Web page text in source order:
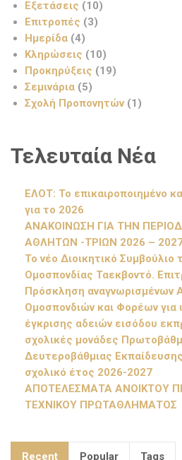
Εξετάσεις (10)
Επιτροπές (3)
Ημερίδα (4)
Κληρώσεις (10)
Προκηρύξεις (19)
Σεμινάρια (5)
Σχολή Προπονητών (1)
Τελευταία Νέα
ΕΛΟΤ: Το επικαιροποιημένο
για το 2026
ΑΝΑΚΟΙΝΩΣΗ ΓΙΑ ΤΗΝ
ΑΘΛΗΤΩΝ -ΤΡΙΩΝ 2026 –
Το νέο Διοικητικό Συμβούλιο
Ομοσπονδίας Ταεκβοντό.
Πρόσκληση αναγνωρισμένων
Ομοσπονδιών και Φορέων για
έγκρισης αδειών εισόδου
σχολικές μονάδες
Δευτεροβάθμιας
σχολικό έτος 2026-2027
ΑΠΟΤΕΛΕΣΜΑΤΑ ΑΝΟΙΚΤΟΥ
ΤΕΧΝΙΚΟΥ ΠΡΩΤΑΘΛΗΜΑΤΟΣ
Recent Popular Tags